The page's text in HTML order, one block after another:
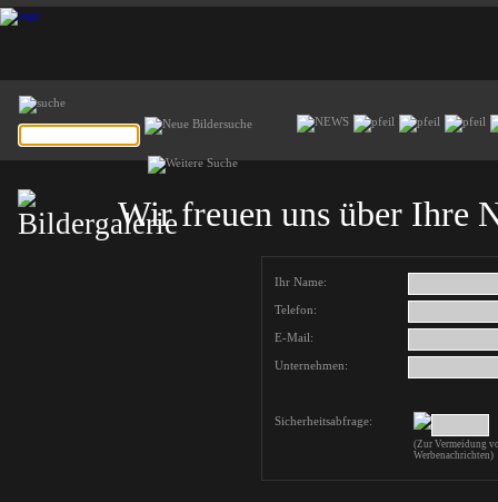
Wir freuen uns über Ihre
Ihr Name:
Telefon:
E-Mail:
Unternehmen:
Sicherheitsabfrage:
(Zur Vermeidung
Werbenachrichten)